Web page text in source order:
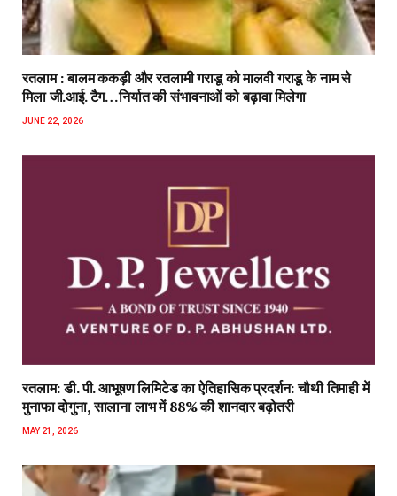
रतलाम : बालम ककड़ी और रतलामी गराडू को मालवी गराडू के नाम से
मिला जी.आई. टैग…निर्यात की संभावनाओं को बढ़ावा मिलेगा
JUNE 22, 2026
रतलाम: डी. पी. आभूषण लिमिटेड का ऐतिहासिक प्रदर्शन: चौथी तिमाही में
मुनाफा दोगुना, सालाना लाभ में 88% की शानदार बढ़ोतरी
MAY 21, 2026